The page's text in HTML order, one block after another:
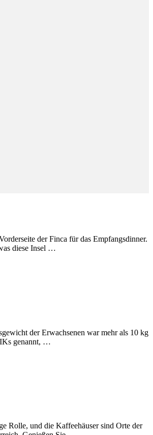
der Finca für das Empfangsdinner.
diese Insel …
der Erwachsenen war mehr als 10 kg
IKs genannt, …
Rolle, und die Kaffeehäuser sind Orte der